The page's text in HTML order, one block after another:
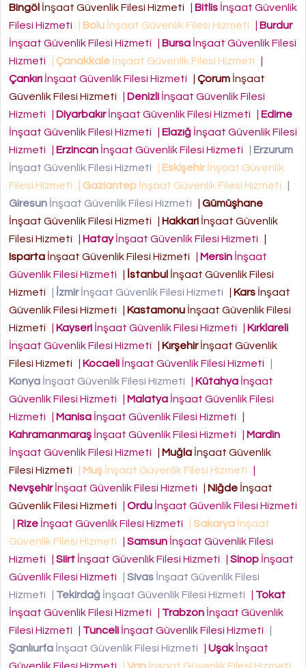
Bingöl İnşaat Güvenlik Filesi Hizmeti | Bitlis İnşaat Güvenlik
Filesi Hizmeti
| Bolu İnşaat Güvenlik Filesi Hizmeti | Burdur
İnşaat Güvenlik Filesi Hizmeti
| Bursa İnşaat Güvenlik Filesi
Hizmeti
| Çanakkale İnşaat Güvenlik Filesi Hizmeti
|
Çankırı İnşaat Güvenlik Filesi Hizmeti | Çorum İnşaat
Güvenlik Filesi Hizmeti
| Denizli İnşaat Güvenlik Filesi
Hizmeti
| Diyarbakırİnşaat Güvenlik Filesi Hizmeti | Edirne
İnşaat Güvenlik Filesi Hizmeti
| Elazığ İnşaat Güvenlik Filesi
Hizmeti
| Erzincan İnşaat Güvenlik Filesi Hizmeti | Erzurum
İnşaat Güvenlik Filesi Hizmeti
| Eskişehirİnşaat Güvenlik
Filesi Hizmeti
| Gaziantep İnşaat Güvenlik Filesi Hizmeti
|
Giresun İnşaat Güvenlik Filesi Hizmeti | Gümüşhane
İnşaat Güvenlik Filesi Hizmeti
| Hakkari İnşaat Güvenlik
Filesi Hizmeti
| Hatayİnşaat Güvenlik Filesi Hizmeti
|
Isparta İnşaat Güvenlik Filesi Hizmeti | Mersin İnşaat
Güvenlik Filesi Hizmeti
| İstanbul İnşaat Güvenlik Filesi
Hizmeti
| İzmirİnşaat Güvenlik Filesi Hizmeti | Kars İnşaat
Güvenlik Filesi Hizmeti
| Kastamonu İnşaat Güvenlik Filesi
Hizmeti
| Kayseri İnşaat Güvenlik Filesi Hizmeti | Kırklareli
İnşaat Güvenlik Filesi Hizmeti
| Kırşehirİnşaat Güvenlik
Filesi Hizmeti
| Kocaeli İnşaat Güvenlik Filesi Hizmeti
|
Konya İnşaat Güvenlik Filesi Hizmeti | Kütahya İnşaat
Güvenlik Filesi Hizmeti
| Malatya İnşaat Güvenlik Filesi
Hizmeti
| Manisa İnşaat Güvenlik Filesi Hizmeti
|
Kahramanmaraş İnşaat Güvenlik Filesi Hizmeti | Mardin
İnşaat Güvenlik Filesi Hizmeti
| Muğla İnşaat Güvenlik
Filesi Hizmeti
| Muş İnşaat Güvenlik Filesi Hizmeti
|
Nevşehirİnşaat Güvenlik Filesi Hizmeti | Niğde İnşaat
Güvenlik Filesi Hizmeti
| Ordu İnşaat Güvenlik Filesi Hizmeti
| Rize İnşaat Güvenlik Filesi Hizmeti | Sakarya İnşaat
Güvenlik Filesi Hizmeti
| Samsun İnşaat Güvenlik Filesi
Hizmeti
| Siirt İnşaat Güvenlik Filesi Hizmeti | Sinop İnşaat
Güvenlik Filesi Hizmeti
| Sivas İnşaat Güvenlik Filesi
Hizmeti
| Tekirdağ İnşaat Güvenlik Filesi Hizmeti | Tokat
İnşaat Güvenlik Filesi Hizmeti
| Trabzon İnşaat Güvenlik
Filesi Hizmeti
| Tunceli İnşaat Güvenlik Filesi Hizmeti
|
Şanlıurfa İnşaat Güvenlik Filesi Hizmeti | Uşakİnşaat
Güvenlik Filesi Hizmeti
| Van İnşaat Güvenlik Filesi Hizmeti